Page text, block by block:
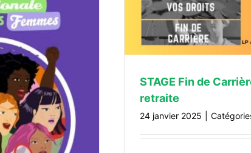
/ Préparer sa retraite
STAGE Fin de
retraite
24 janvier 2025